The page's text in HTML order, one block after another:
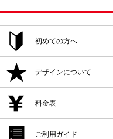
初めての方へ
ご注文方法
追加注文・再注文
デザインについて
デザイン作成
デザイン入稿
料金表
デザイン作成
ご利用ガイド